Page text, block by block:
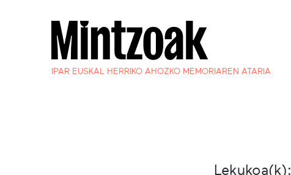
IPAR EUSKAL HERRIKO AHOZKO MEMORIAREN ATARIA
Lekukoa(k):